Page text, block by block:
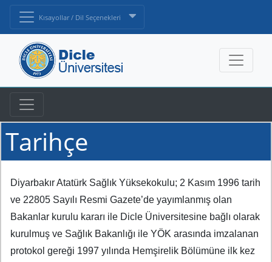
Kısayollar / Dil Seçenekleri
Tarihçe
Diyarbakır Atatürk Sağlık Yüksekokulu; 2 Kasım 1996 tarih
ve 22805 Sayılı Resmi Gazete’de yayımlanmış olan
Bakanlar kurulu kararı ile Dicle Üniversitesine bağlı olarak
kurulmuş ve Sağlık Bakanlığı ile YÖK arasında imzalanan
protokol gereği 1997 yılında Hemşirelik Bölümüne ilk kez